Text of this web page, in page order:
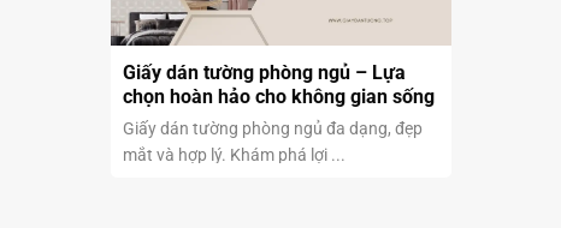
Giấy dán tường phòng ngủ – Lựa
chọn hoàn hảo cho không gian sống
Giấy dán tường phòng ngủ đa dạng, đẹp
mắt và hợp lý. Khám phá lợi ...